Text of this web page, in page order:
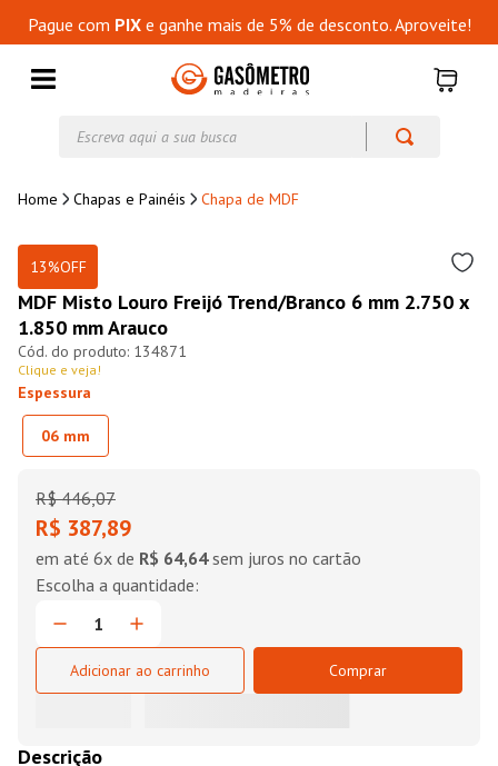
Pague com PIXe ganhe mais de 5% de desconto. Aproveite!
Chapas e Painéis Chapa de MDF
13%OFF
MDF Misto Louro Freijó Trend/Branco 6 mm 2.750 x
1.850 mm Arauco
134871
Clique e veja!
Espessura
06 mm
R$ 446,07
R$ 387,89
em até 6x de R$ 64,64sem juros no cartão
Adicionar ao carrinho Comprar
Descrição